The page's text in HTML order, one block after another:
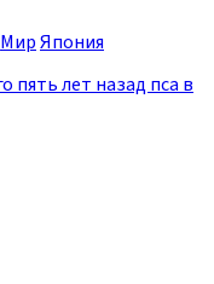
МирЯпония
пять лет назад пса в